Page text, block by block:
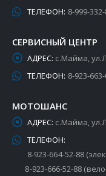
ТЕЛЕФОН: 8-999-
СЕРВИСНЫЙ ЦЕНТР
АДРЕС: с.Майма,
ТЕЛЕФОН: 8-923-
МОТОШАНС
АДРЕС: с.Майма,
ТЕЛЕФОН:
8-923-664-52-88
8-923-666-52-88